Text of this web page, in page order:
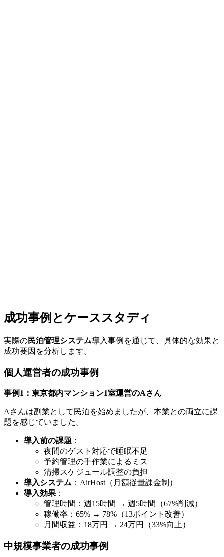
成功事例とケーススタディ
実際の民泊管理システム導入事例を通じて、具体的な効果と
成功要因を分析します。
個人運営者の成功事例
事例1：東京都内マンション1室運営のAさん
Aさんは副業として民泊を始めましたが、本業との両立に課
題を感じていました。
導入前の課題 ：
夜間のゲスト対応で睡眠不足
予約管理の手作業によるミス
清掃スケジュール調整の負担
導入システム ：AirHost（月額従量課金制）
導入効果 ：
管理時間：週15時間 → 週5時間（67%削減）
稼働率：65% → 78%（13ポイント改善）
月間収益：18万円 → 24万円（33%向上）
中規模事業者の成功事例